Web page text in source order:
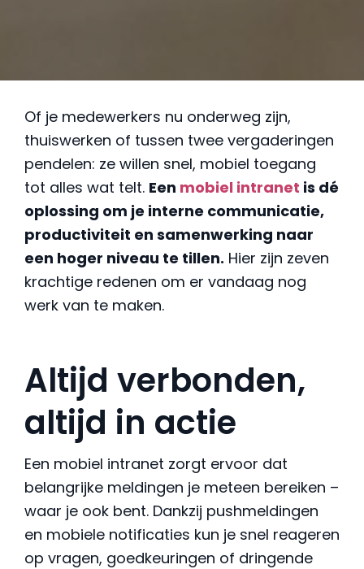
Of je medewerkers nu onderweg zijn,
thuiswerken of tussen twee vergaderingen
pendelen: ze willen snel, mobiel toegang
tot alles wat telt. Een mobiel intranet is dé
oplossing om je interne communicatie,
productiviteit en samenwerking naar
een hoger niveau te tillen. Hier zijn zeven
krachtige redenen om er vandaag nog
werk van te maken.
Altijd verbonden,
altijd in actie
Een mobiel intranet zorgt ervoor dat
belangrijke meldingen je meteen bereiken –
waar je ook bent. Dankzij pushmeldingen
en mobiele notificaties kun je snel reageren
op vragen, goedkeuringen of dringende